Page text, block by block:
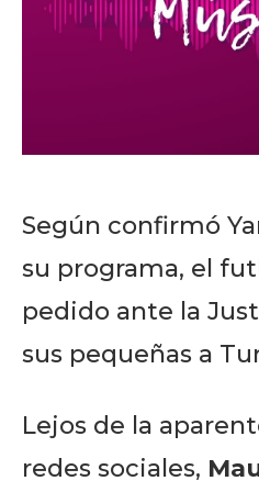
Según confirmó
su programa, el
pedido ante la
sus pequeñas a
Lejos de la
redes sociales,